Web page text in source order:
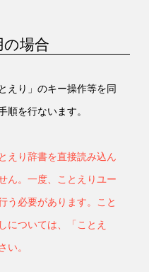
の場合
えり」のキー操作等を同
順を行ないます。
えり辞書を直接読み込ん
ん。一度、ことえりユー
う必要があります。こと
については、「ことえ
い。